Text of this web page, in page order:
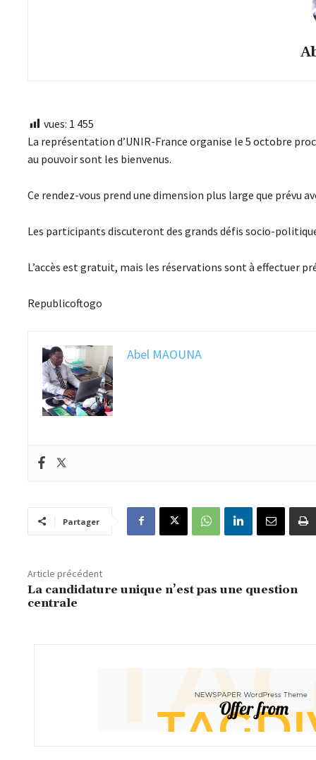
vues: 1 455
La représentation d’UNIR-France organise le 5 octobre
au pouvoir sont les bienvenus.
Ce rendez-vous prend une dimension plus large que prévu
Les participants discuteront des grands défis socio-
L’accès est gratuit, mais les réservations sont à effectuer
Republicoftogo
Abel MAOUNA
Partager
Article précédent
La candidature unique n’est pas une question
centrale